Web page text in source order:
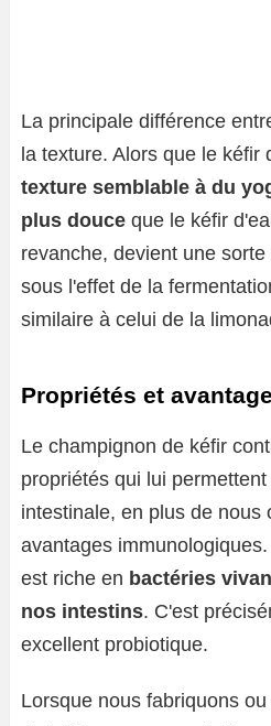
La principale différence
la texture. Alors que le kéfir
texture semblable à du
plus douce que le kéfir
revanche, devient une
sous l'effet de la
similaire à celui de la
Propriétés et
Le champignon de kéfir
propriétés qui lui
intestinale, en plus de nous
avantages
est riche en bactéries
nos intestins. C'est
excellent probiotique.
Lorsque nous fabriquons